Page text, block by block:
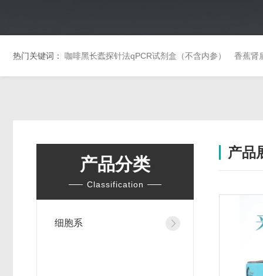
热门关键词： 咖啡黑长蠹探针法qPCR试剂盒（不含内参） 香蕉肾
产品分类
Classification
细胞系
产品